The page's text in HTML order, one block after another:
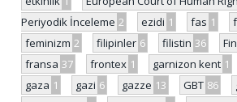
Periyodik İnceleme 2 ezidi 1 fas 1
feminizm 2 filipinler 6 filistin 36
fransa 37 frontex 1 garnizon kent 1
gaza 1 gazi 6 gazze 13 GBT 86